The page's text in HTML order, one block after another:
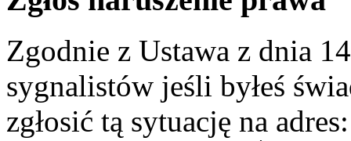
Zgodnie z Ustawa z dnia
sygnalistów jeśli byłeś
zgłosić tą sytuację na